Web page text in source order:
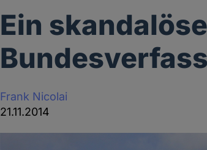
Ein
Frank Nicolai
21.11.2014